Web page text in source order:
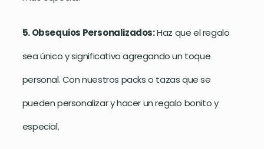
5. Obsequios Personalizados:Haz que el regalo
sea único y significativo agregando un toque
personal. Con nuestros packs o tazas que se
pueden personalizar y hacer un regalo bonito y
especial.